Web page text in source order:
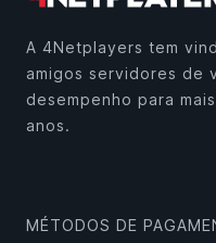
A 4Netplayers tem
amigos servidores de
desempenho para
anos.
MÉTODOS DE